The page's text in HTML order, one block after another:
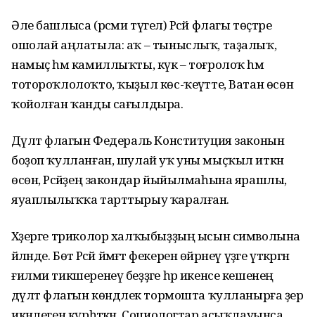
Әле башлыса (рәсми түгел) Рәсәй флагы төҫтәре
ошолай аңлатыла: аҡ – тыныслыҡ, таҙалыҡ,
намыҫ һәм камиллыҡты, күк – тоғролоҡ һәм
тотороҡлолоҡто, ҡыҙыл көс-ҡеүәтте, Ватан өсөн
ҡойолған ҡанды сағылдыра.
Дәүләт флагын Федераль Конституция законын
боҙоп ҡулланған, шулай уҡ уны мыҫҡыл иткән
өсөн, Рәсәйҙең закондар йыйылмаһына ярашлы,
яуаплылыҡҡа тарттырыу ҡаралған.
Хәҙерге триколор халҡыбыҙҙың ысын символына
әйләнде. Бөтә Рәсәй йәмәғәт фекерен өйрәнеү үҙәге үткәргән
ғилми тикшеренеү беҙҙәге һәр икенсе кешенең
дәүләт флагын көндәлек тормошта ҡулланырға әҙер